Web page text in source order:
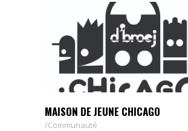
MAISON DE JEUNE CHICAGO
Communauté